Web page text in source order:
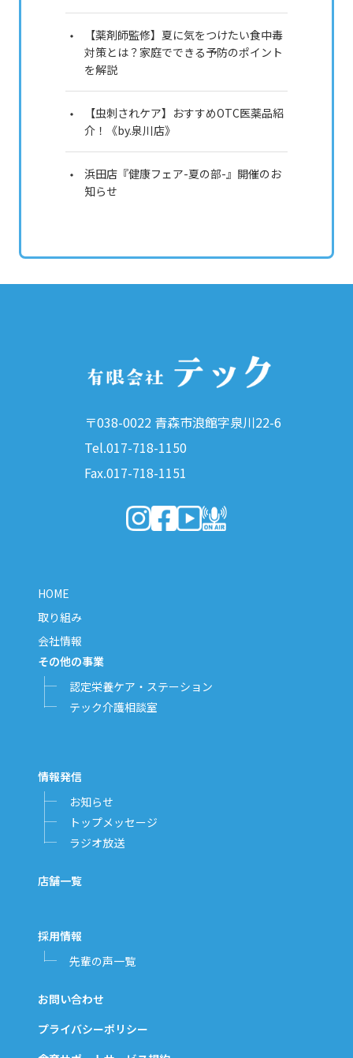
【薬剤師監修】夏に気をつけたい食中毒
対策とは？家庭でできる予防のポイント
を解説
【虫刺されケア】おすすめOTC医薬品紹
介！《by.泉川店》
浜田店『健康フェア-夏の部-』開催のお
知らせ
〒038-0022 青森市浪館字泉川22-6
Tel.017-718-1150
Fax.017-718-1151
（新しいウィンドウで開きます）
（新しいウィンドウで開きます）
（新しいウィンドウで開き
（新しいウィンドウで
HOME
取り組み
会社情報
その他の事業
認定栄養ケア・ステーション
テック介護相談室
情報発信
お知らせ
トップメッセージ
ラジオ放送
店舗一覧
採用情報
先輩の声一覧
お問い合わせ
プライバシーポリシー